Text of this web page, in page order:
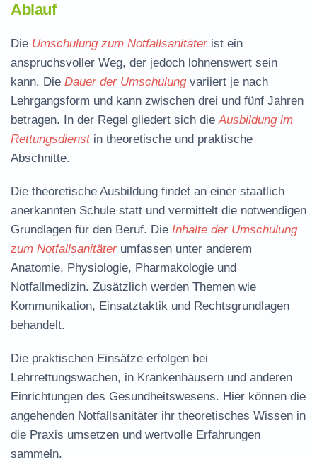
Ablauf
Die Umschulung zum Notfallsanitäter ist ein
anspruchsvoller Weg, der jedoch lohnenswert sein
kann. Die Dauer der Umschulungvariiert je nach
Lehrgangsform und kann zwischen drei und fünf Jahren
betragen. In der Regel gliedert sich dieAusbildung im
Rettungsdienstin theoretische und praktische
Abschnitte.
Die theoretische Ausbildung findet an einer staatlich
anerkannten Schule statt und vermittelt die notwendigen
Grundlagen für den Beruf. Die Inhalte der Umschulung
zum Notfallsanitäter umfassen unter anderem
Anatomie, Physiologie, Pharmakologie und
Notfallmedizin. Zusätzlich werden Themen wie
Kommunikation, Einsatztaktik und Rechtsgrundlagen
behandelt.
Die praktischen Einsätze erfolgen bei
Lehrrettungswachen, in Krankenhäusern und anderen
Einrichtungen des Gesundheitswesens. Hier können die
angehenden Notfallsanitäter ihr theoretisches Wissen in
die Praxis umsetzen und wertvolle Erfahrungen
sammeln.